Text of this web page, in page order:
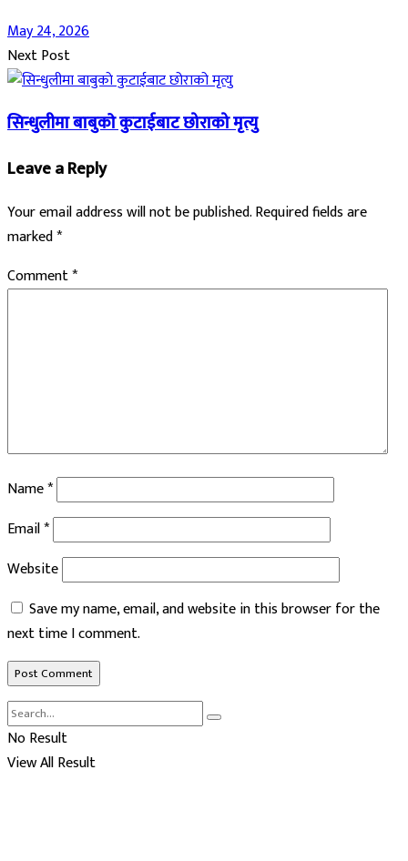
May 24, 2026
Next Post
सिन्धुलीमा बाबुकाे कुटाईबाट छोराको मृत्यु
Leave a Reply
Your email address will not be published.Required fields are
marked*
Comment*
Name*
Email*
Website
Save my name, email, and website in this browser for the
next time I comment.
No Result
View All Result